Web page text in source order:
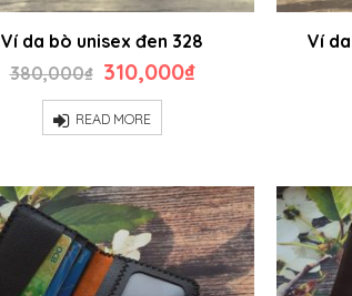
Ví da bò unisex đen 328
380,000₫ Original
price
was:
380,000₫.
310,000₫Current
READ MORE
Ví